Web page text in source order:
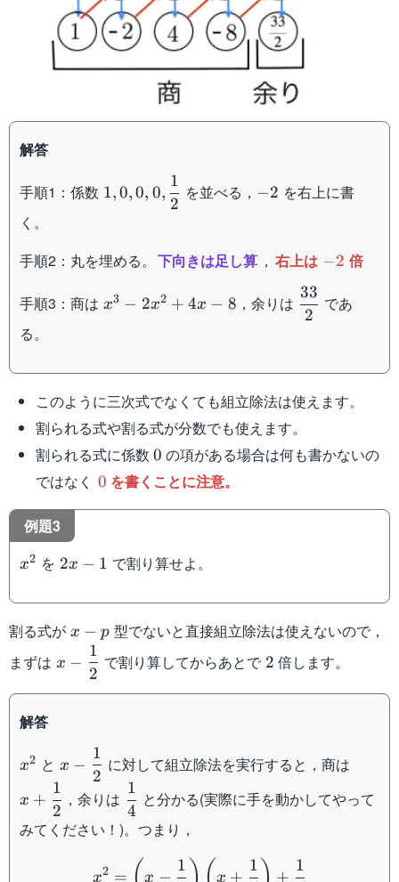
解答
手順1：係数 1,0,0,0,\dfrac{1}
{2}
1,0, 0, 0,
2
1
を並べる， -2
−2 を右上に書
く。
手順2：丸を埋める。 下向きは足し算 ， 右上は -2
−2 倍
手順3：商は
x^3-
2x^2+4{x}-8
x3 − 2x2 + 4x − 8 ，余りは \dfrac{33}
{2}
2
33
であ
る。
このように三次式でなくても組立除法は使えます。
割られる式や割る式が分数でも使えます。
割られる式に係数 0
0 の項がある場合は何も書かないの
ではなく 0
0 を書くことに注意。
例題3
x^2
x2 を 2{x}-1
2x − 1 で割り算せよ。
割る式が x-
x − p 型でないと直接組立除法は使えないので，
まずは
\dfrac{1}
{2}
x −
2
1
で割り算してからあとで 2
2 倍します。
解答
x^2
x2 と
\dfrac{1}
{2}
x −
2
1
に対して組立除法を実行すると，商は
x +
2
1
，余りは \dfrac{1}
{4}
4
1
と分かる(実際に手を動かしてやって
みてください！)。つまり，
x^2=\left(x-
x2 = x −
1
x +
1
+
1